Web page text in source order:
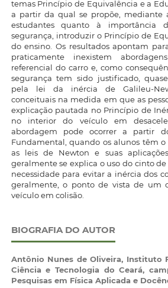
temas Princípio de Equivalência e a
a partir da qual se propõe, mediante
estudantes quanto à
segurança, introduzir o Princípio de
do ensino. Os resultados apontam
praticamente inexistem
referencial do carro e, como
segurança tem sido justificado,
pela lei da inércia de Galileu-
conceituais na medida em que as
explicação pautada no Princípio de
no interior do veículo em
abordagem pode ocorrer a partir
Fundamental, quando os alunos têm
as leis de Newton e suas
geralmente se explica o uso do cinto
necessidade para evitar a inércia dos
geralmente, o ponto de vista de um
veículo em colisão.
BIOGRAFIA DO AUTOR
Antônio Nunes de Oliveira, Instituto
Ciência e Tecnologia do Ceará,
Pesquisas em Física Aplicada e